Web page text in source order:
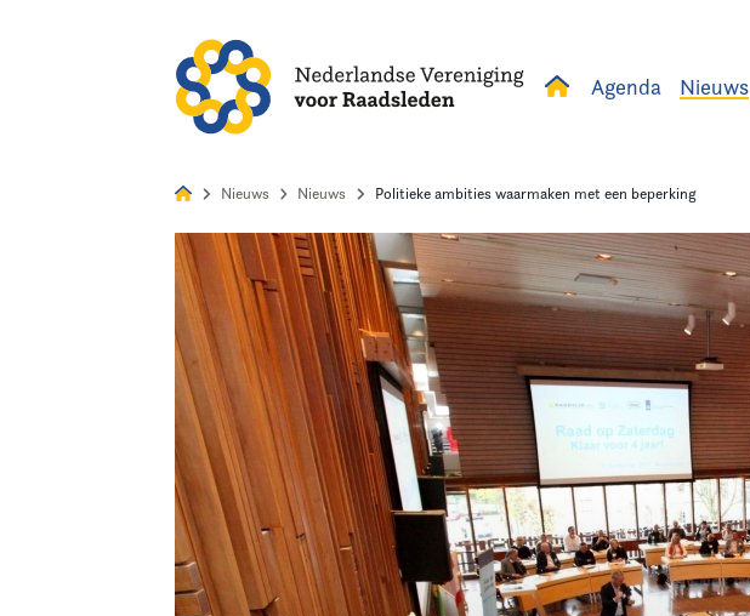
Agenda Nieuws
Opleiding & Ontwikkeling
Kennis & Informatie
Nieuws Nieuws Politieke ambities waarmaken met een beperking